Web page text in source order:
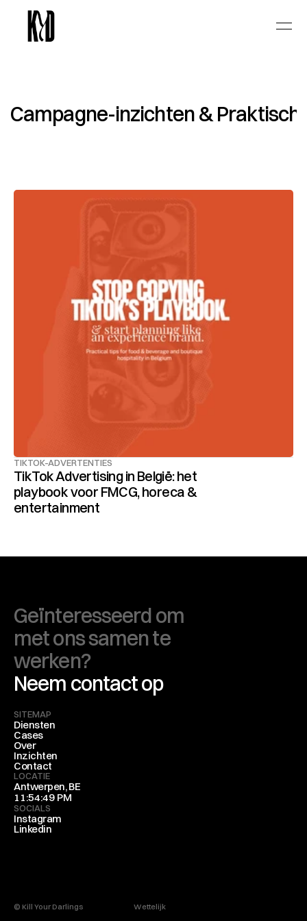
Campagne-inzichten &
TIKTOK-ADVERTENTIES
TikTok Advertising in België: het
playbook voor FMCG, horeca &
entertainment
Geïnteresseerd om
met ons samen te
werken?
Neem contact op
SITEMAP
Diensten
Cases
Over
Inzichten
Contact
LOCATIE
Antwerpen, BE
11:54:49 PM
SOCIALS
Instagram
Linkedin
© Kill Your Darlings Wettelijk